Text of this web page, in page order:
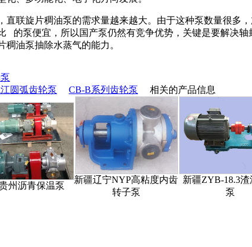
直联旋片稠油泵的需求量越来越大。由于这种泵数量很
的泵便宜，所以国产泵仍然有竞争优势，关键是要解决
油泵抽除水蒸气的能力。
圆弧齿轮泵 CB-B系列齿轮泵 相关的产品信息
保温泵
新疆辽宁NYP高粘度内齿 新疆ZYB-18.3渣油齿轮